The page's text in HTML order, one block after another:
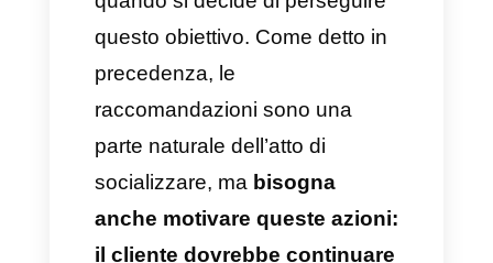
consigliamo di incentivare
questo processo.
Come far diventare
attraente un programma
referral?